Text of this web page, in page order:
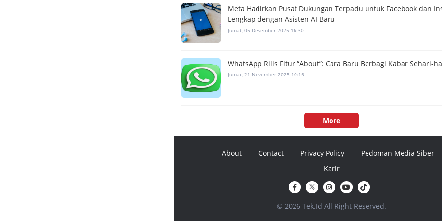
Meta Hadirkan Pusat Dukungan Terpadu untuk Facebook dan
Lengkap dengan Asisten AI Baru
Jumat, 05 Desember 2025 16:30
WhatsApp Rilis Fitur “About”: Cara Baru Berbagi Kabar Sehari-
Jumat, 21 November 2025 10:15
More
About Contact Privacy Policy
Pedoman Media Siber
Karir
© 2026 Tek.Id All Right Reserved.